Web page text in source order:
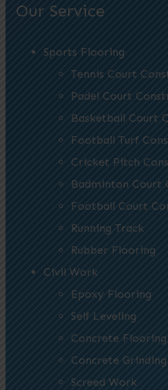
Our Service
Sports Flooring
Tennis Court
Padel Court
Basketball Court
Football Turf
Cricket Pitch
Badminton Court
Football Court
Running Track
Rubber Flooring
Civil Work
Epoxy Flooring
Self Leveling
Concrete Flooring
Concrete Grinding
Screed Work